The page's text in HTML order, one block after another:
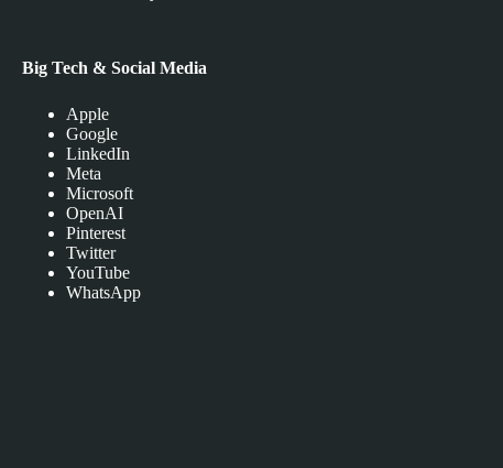
Big Tech & Social Media
Apple
Google
LinkedIn
Meta
Microsoft
OpenAI
Pinterest
Twitter
YouTube
WhatsApp